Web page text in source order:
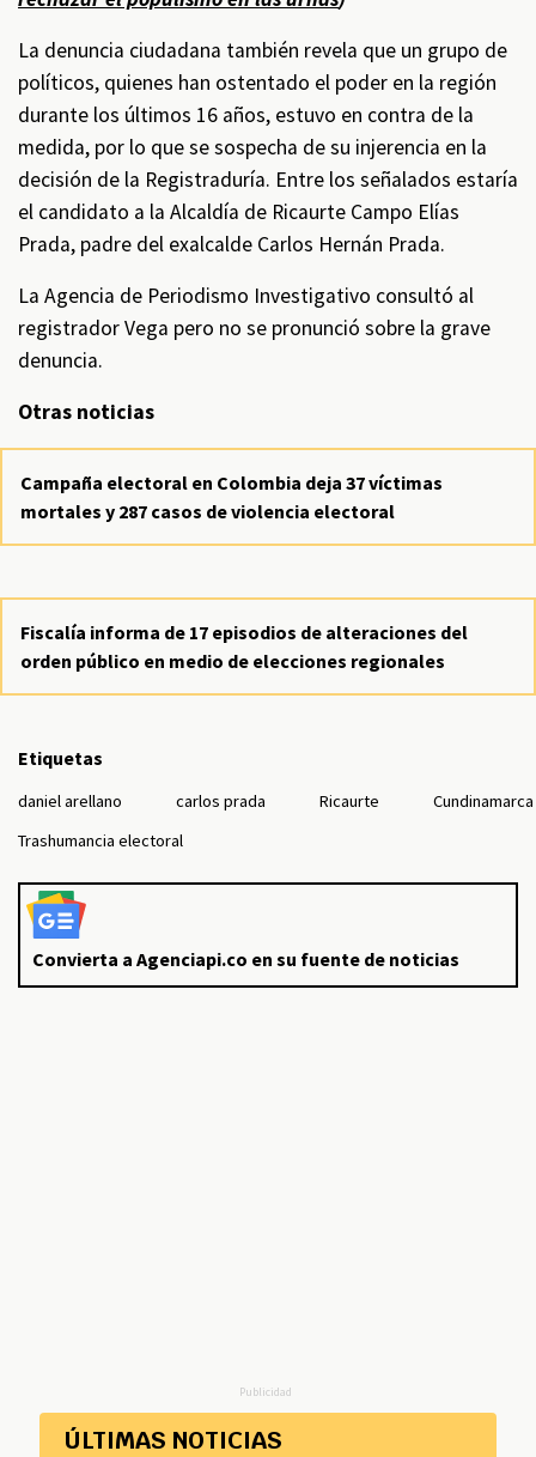
La denuncia ciudadana también revela que un grupo de
políticos, quienes han ostentado el poder en la región
durante los últimos 16 años, estuvo en contra de la
medida, por lo que se sospecha de su injerencia en la
decisión de la Registraduría. Entre los señalados estaría
el candidato a la Alcaldía de Ricaurte Campo Elías
Prada, padre del exalcalde Carlos Hernán Prada.
La Agencia de Periodismo Investigativo consultó al
registrador Vega pero no se pronunció sobre la grave
denuncia.
Otras noticias
Campaña electoral en Colombia deja 37 víctimas
mortales y 287 casos de violencia electoral
Fiscalía informa de 17 episodios de alteraciones del
orden público en medio de elecciones regionales
Etiquetas
daniel arellano carlos prada Ricaurte
Cundinamarca
Trashumancia electoral
Convierta a Agenciapi.co en su fuente de noticias
Publicidad
ÚLTIMAS NOTICIAS